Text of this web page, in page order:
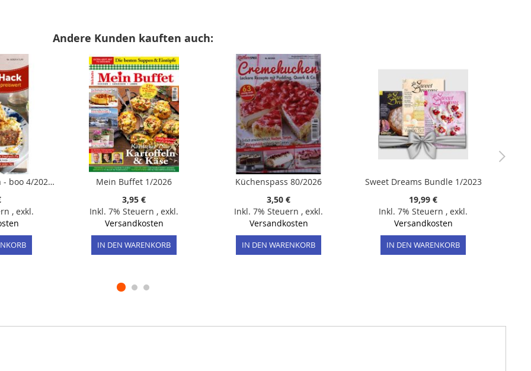
Andere Kunden kauften auch:
meine Familie & ich - boo 4/2025 "Hits mit Hack - Vielseitig, würzig, preiswert"
, exkl.
Mein Buffet 1/2026
3,95 €
Inkl. 7% Steuern , exkl.
Versandkosten
IN DEN WARENKORB
Küchenspass 80/2026
3,50 €
Inkl. 7% Steuern , exkl.
Versandkosten
IN DEN WARENKORB
Sweet Dreams Bundle 1/2023
19,99 €
Inkl. 7% Steuern , exkl.
Versandkosten
IN DEN WARENKORB